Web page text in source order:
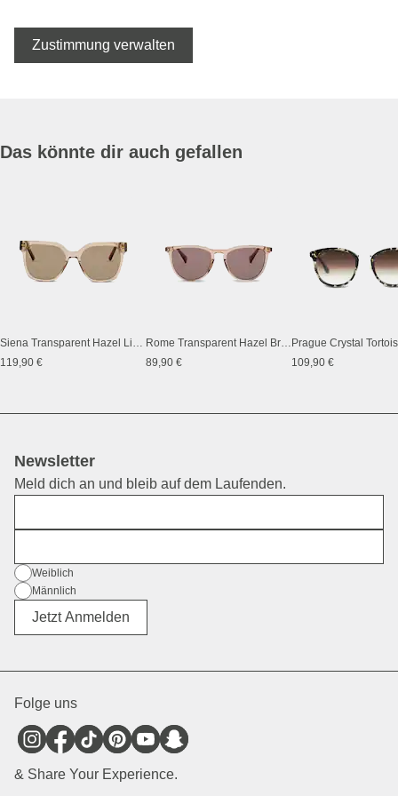
Zustimmung verwalten
Das könnte dir auch gefallen
Siena Transparent Hazel Light Brown
119,90 €
Rome Transparent Hazel Brown
89,90 €
109,90 €
Newsletter
Meld dich an und bleib auf dem Laufenden.
Geschlecht
Weiblich
Männlich
Divers
Jetzt Anmelden
Folge uns
& Share Your Experience.